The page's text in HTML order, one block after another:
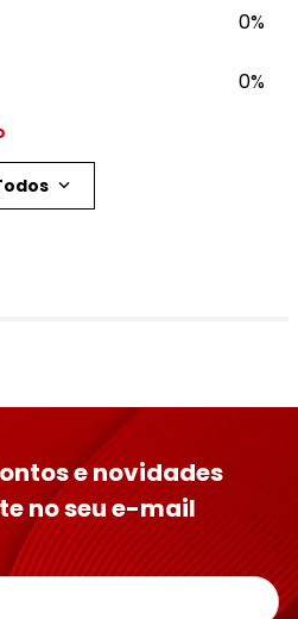
0%
0%
e novidades
no seu e-mail